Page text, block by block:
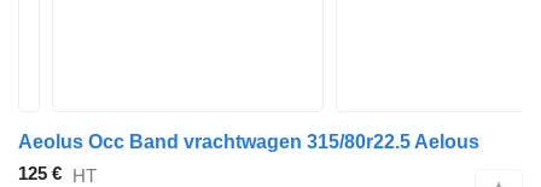
Aeolus Occ Band vrachtwagen 315/80r22.5 Aelous
125 € HT